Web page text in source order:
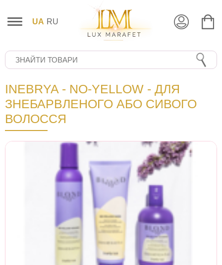
UA RU
INEBRYA - NO-YELLOW - ДЛЯ
ЗНЕБАРВЛЕНОГО АБО СИВОГО
ВОЛОССЯ